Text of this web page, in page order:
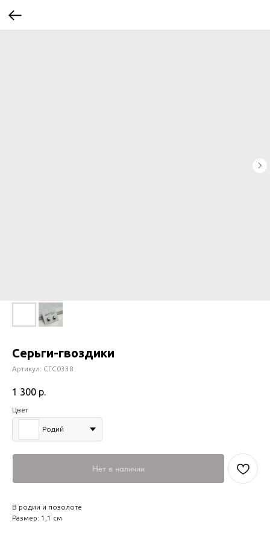
Серьги-гвоздики
Артикул: СГС0338
1 300 р.
Цвет
Родий
Нет в наличии
В родии и позолоте
Размер: 1,1 см